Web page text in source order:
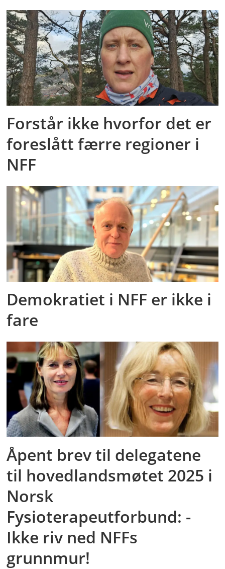
Forstår ikke hvorfor det er
foreslått færre regioner i
NFF
Demokratiet i NFF er ikke i
fare
Åpent brev til delegatene
til hovedlandsmøtet 2025 i
Norsk
Fysioterapeutforbund: -
Ikke riv ned NFFs
grunnmur!